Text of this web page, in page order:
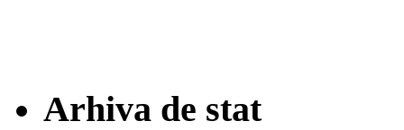
Arhiva de stat